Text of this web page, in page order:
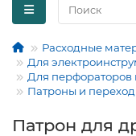
Расходные
Для
Для перфораторов
Патроны и
Патрон для